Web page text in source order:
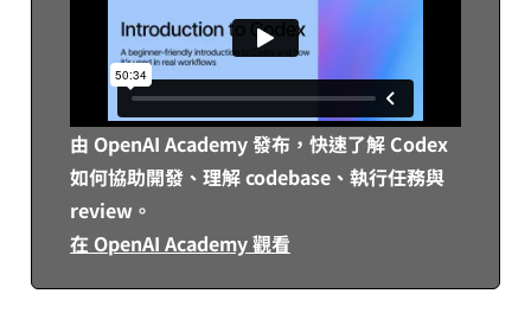
由 OpenAI Academy 發布，快速了解 Codex
如何協助開發、理解 codebase、執行任務與
review。
在 OpenAI Academy 觀看